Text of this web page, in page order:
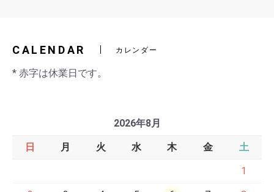
CALENDAR カレンダー
* 赤字は休業日です。
2026年8月
日 月 火 水 木 金 土
1